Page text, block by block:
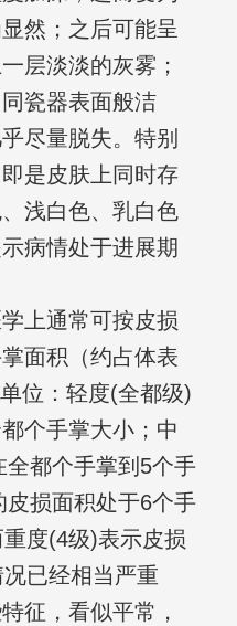
然；之后可能呈
层淡淡的灰雾；
瓷器表面般洁
尽量脱失。特别
是皮肤上同时存
浅白色、乳白色
病情处于进展期
上通常可按皮损
面积（约占体表
位：轻度(全都级)
个手掌大小；中
都个手掌到5个手
损面积处于6个手
度(4级)表示皮损
已经相当严重
征，看似平常，